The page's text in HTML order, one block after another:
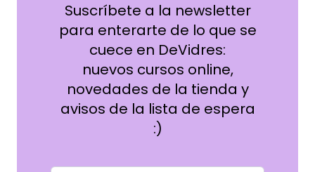
Suscríbete a la newsletter
para enterarte de lo que se
cuece en DeVidres:
nuevos cursos online,
novedades de la tienda y
avisos de la lista de espera
:)